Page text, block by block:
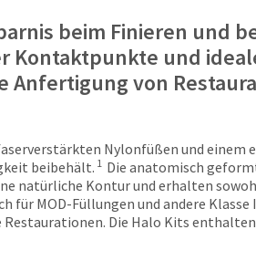
beim Finieren und
Kontaktpunkte und
Anfertigung von
Nylonfüßen und einem
beibehält. 1 Die anatomisch
natürliche Kontur und erhalten
für MOD-Füllungen und andere
Die Halo Kits